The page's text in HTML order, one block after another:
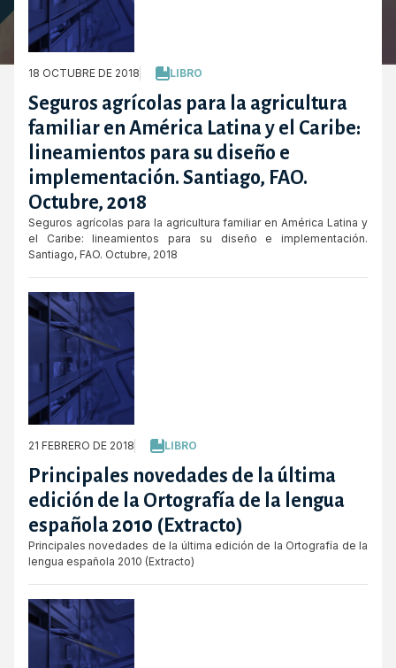
18 OCTUBRE DE 2018 LIBRO
Seguros agrícolas para la agricultura
familiar en América Latina y el Caribe:
lineamientos para su diseño e
implementación. Santiago, FAO.
Octubre, 2018
Seguros agrícolas para la agricultura familiar en América Latina y
el Caribe: lineamientos para su diseño e implementación.
Santiago, FAO. Octubre, 2018
21 FEBRERO DE 2018 LIBRO
Principales novedades de la última
edición de la Ortografía de la lengua
española 2010 (Extracto)
Principales novedades de la última edición de la Ortografía de la
lengua española 2010 (Extracto)